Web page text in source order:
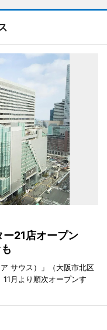
ー21店オープン
サウス）」（大阪市北区
月より順次オープンす